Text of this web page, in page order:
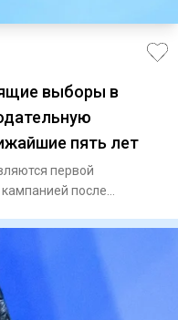
выборы в
пять лет
первой
после